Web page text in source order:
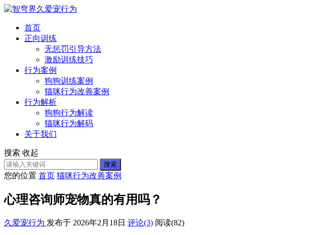
首页
正向训练
无惩罚引导方法
激励训练技巧
行为案例
狗狗训练案例
猫咪行为改善案例
行为解析
狗狗行为解读
猫咪行为解码
关于我们
搜索 收起
搜索
您的位置 首页 猫咪行为改善案例
心理咨询师宠物真的有用吗？
久爱宠行为 发布于 2026年2月18日 评论(3) 阅读(82)